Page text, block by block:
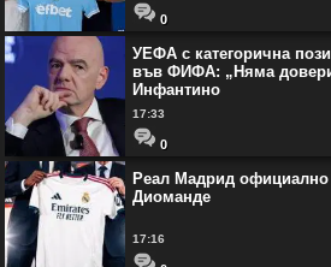
0
УЕФА с категорична
във ФИФА: „Няма
Инфантино
17:33
0
Реал Мадрид
Диоманде
17:16